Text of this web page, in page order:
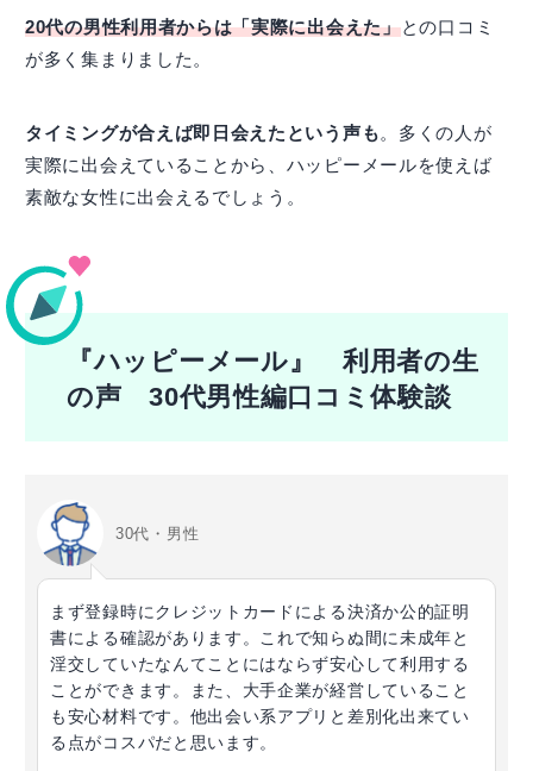
20代の男性利用者からは「実際に出会えた」との口コミ
が多く集まりました。
タイミングが合えば即日会えたという声も。多くの人が
実際に出会えていることから、ハッピーメールを使えば
素敵な女性に出会えるでしょう。
『ハッピーメール』 利用者の生
の声 30代男性編口コミ体験談
30代・男性
まず登録時にクレジットカードによる決済か公的証明
書による確認があります。これで知らぬ間に未成年と
淫交していたなんてことにはならず安心して利用する
ことができます。また、大手企業が経営していること
も安心材料です。他出会い系アプリと差別化出来てい
る点がコスパだと思います。